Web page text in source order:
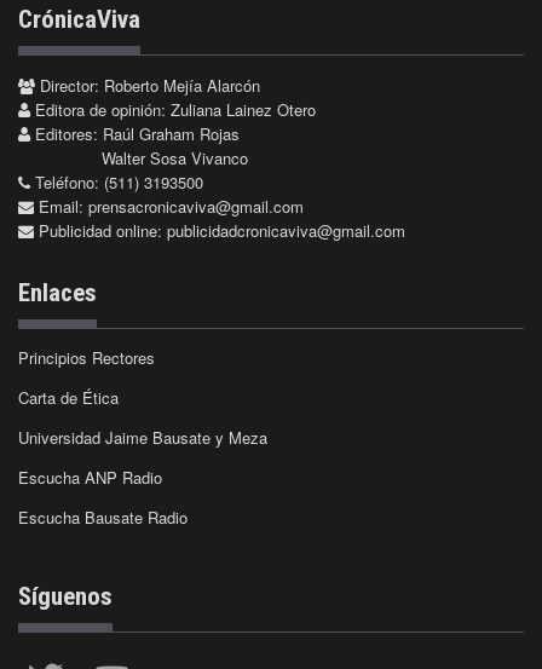
CrónicaViva
Director: Roberto Mejía Alarcón
Editora de opinión: Zuliana Lainez Otero
Editores: Raúl Graham Rojas
Walter Sosa Vivanco
Teléfono: (511) 3193500
Email: prensacronicaviva@gmail.com
Publicidad online: publicidadcronicaviva@gmail.com
Enlaces
Principios Rectores
Carta de Ética
Universidad Jaime Bausate y Meza
Escucha ANP Radio
Escucha Bausate Radio
Síguenos